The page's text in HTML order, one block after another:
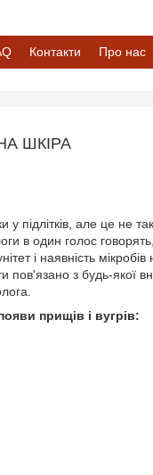
Контакти Про нас
ШКІРА
підлітків, але це не
в один голос
і наявність
з будь-якої
прищів і вугрів: